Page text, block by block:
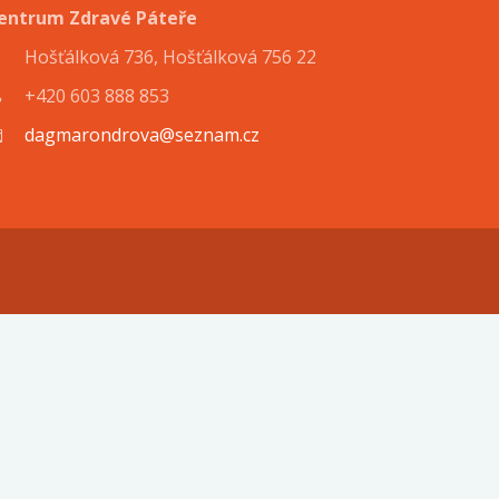
Zdravé Páteře
Hošťálková 736, Hošťálková 756 22
+420 603 888 853
dagmarondrova@seznam.cz